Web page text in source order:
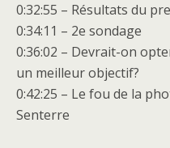
0:32:55 – Résultats du
0:34:11 – 2e sondage
0:36:02 – Devrait-on
un meilleur objectif?
0:42:25 – Le fou de la
Senterre